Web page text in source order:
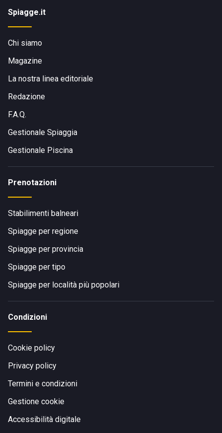
Spiagge.it
Chi siamo
Magazine
La nostra linea editoriale
Redazione
F.A.Q.
Gestionale Spiaggia
Gestionale Piscina
Prenotazioni
Stabilimenti balneari
Spiagge per regione
Spiagge per provincia
Spiagge per tipo
Spiagge per località più popolari
Condizioni
Cookie policy
Privacy policy
Termini e condizioni
Gestione cookie
Accessibilità digitale